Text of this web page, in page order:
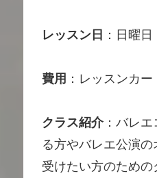
レッスン日 ：日曜
費用 ：レッスンカ
クラス紹介： バレエ
る方やバレエ公演
受けたい方のための